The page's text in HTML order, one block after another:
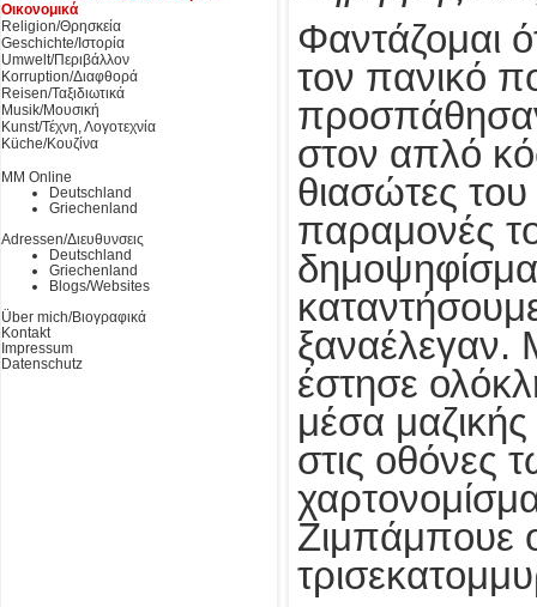
Οικονομικά
Religion/Θρησκεία
Geschichte/Ιστορία
Umwelt/Περιβάλλον
Korruption/Διαφθορά
Reisen/Ταξιδιωτικά
Musik/Μουσική
Kunst/Τέχνη, Λογοτεχνία
Küche/Κουζίνα
MM Online
Deutschland
Griechenland
Adressen/Διευθυνσεις
Deutschland
Griechenland
Blogs/Websites
Über mich/Βιογραφικά
Kontakt
Impressum
Datenschutz
Φαντάζομαι
τον πανικό
στον απλό
θιασώτες
παραμονές
ξαναέλεγαν.
έστησε
μέσα
στις οθόνες
Ζιμπάμπουε